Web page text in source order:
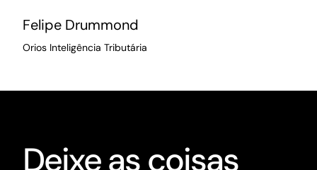
Felipe Drummond
Orios Inteligência Tributária
Deixe as coisas